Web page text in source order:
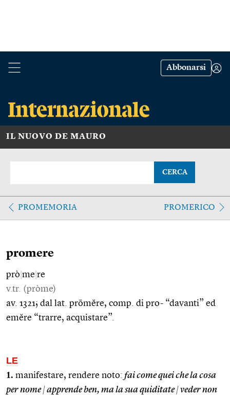
Abbonarsi
IL NUOVO DE MAURO
CERCA
PROMEMORIA PROMERICO
promere
prò me re
v.tr. (pròme)
av. 1321; dal lat. prōmĕre, comp. di pro- “davanti” ed
emĕre “trarre, acquistare”.
LE
1. manifestare, rendere noto: fai come quei che la cosa
per nome|apprende ben, ma la sua quiditate|veder non